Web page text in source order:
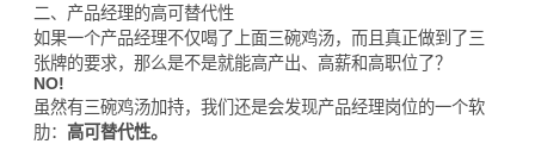
二、产品经理的高可替代性
如果一个产品经理不仅喝了上面三碗鸡汤，而且真正做到了三
张牌的要求，那么是不是就能高产出、高薪和高职位了？
NO!
虽然有三碗鸡汤加持，我们还是会发现产品经理岗位的一个软
肋：高可替代性。